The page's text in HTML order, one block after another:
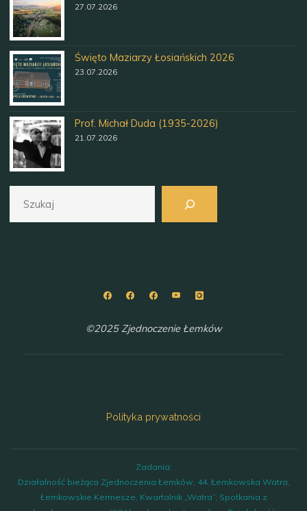
27.07.2026
Święto Maziarzy Łosiańskich 2026
23.07.2026
Prof. Michał Duda (1935-2026)
21.07.2026
©2025 Zjednoczenie Łemków
Polityka prywatności
Zadania:
Działalność bieżąca Zjednoczenia Łemków, 44. Łemkowska Watra,
Łemkowskie Kermesze, Kwartalnik „Watra”, Spotkania z